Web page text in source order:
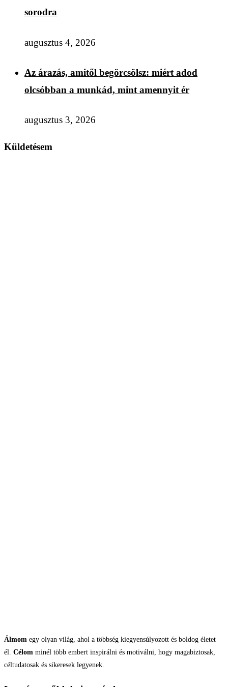
sorodra
augusztus 4, 2026
Az árazás, amitől begörcsölsz: miért adod
olcsóbban a munkád, mint amennyit ér
augusztus 3, 2026
Küldetésem
Álmom egy olyan világ, ahol a többség kiegyensúlyozott és boldog életet
él. Célom minél több embert inspirálni és motiválni, hogy magabiztosak,
céltudatosak és sikeresek legyenek.